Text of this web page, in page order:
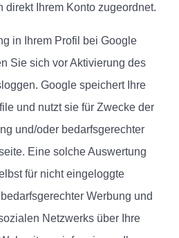
direkt Ihrem Konto zugeordnet.
in Ihrem Profil bei Google
Sie sich vor Aktivierung des
Google speichert Ihre
und nutzt sie für Zwecke der
und/oder bedarfsgerechter
Eine solche Auswertung
für nicht eingeloggte
Werbung und
Netzwerks über Ihre